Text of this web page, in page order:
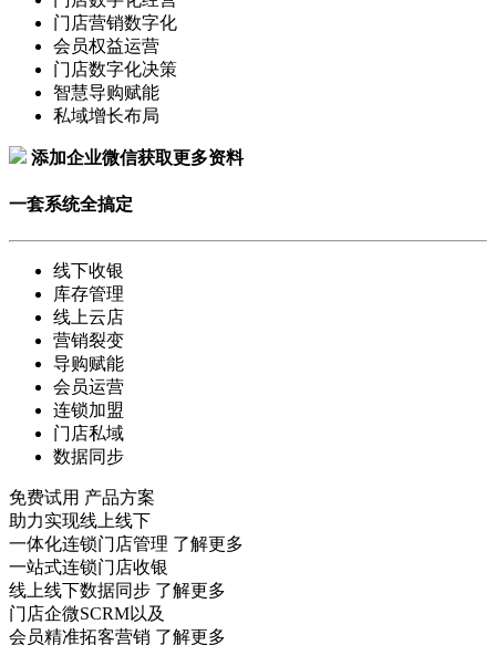
门店营销数字化
会员权益运营
门店数字化决策
智慧导购赋能
私域增长布局
添加企业微信获取更多资料
一套系统全搞定
线下收银
库存管理
线上云店
营销裂变
导购赋能
会员运营
连锁加盟
门店私域
数据同步
免费试用 产品方案
助力实现线上线下
一体化连锁门店管理 了解更多
一站式连锁门店收银
线上线下数据同步 了解更多
门店企微SCRM以及
会员精准拓客营销 了解更多